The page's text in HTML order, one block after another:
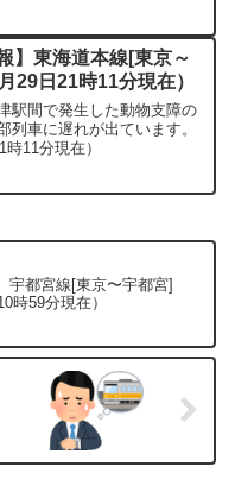
】東海道本線[東京～
29日21時11分現在）
駅間で発生した動物支障の
列車に遅れが出ています。
時11分現在）
宇都宮線[東京〜宇都宮]
時59分現在）